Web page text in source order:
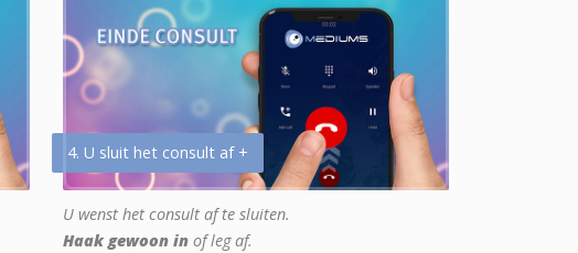
4. U sluit het consult af +
U wenst het consult af te sluiten.
Haak gewoon in of leg af.